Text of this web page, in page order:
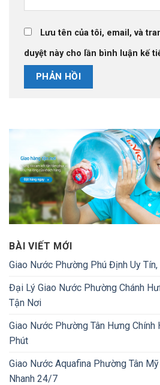
Lưu tên của tôi, email, và
duyệt này cho lần bình luận kế
BÀI VIẾT MỚI
Giao Nước Phường Phú Định Uy
Đại Lý Giao Nước Phường Chánh
Tận Nơi
Giao Nước Phường Tân Hưng Chính
Phút
Giao Nước Aquafina Phường Tân
Nhanh 24/7